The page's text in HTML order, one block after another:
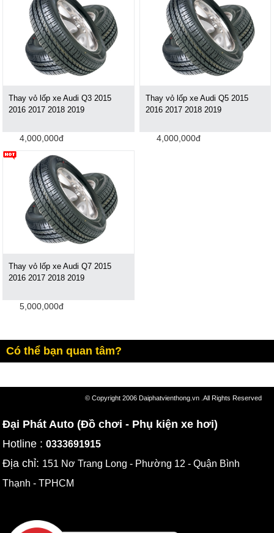
Thay vỏ lốp xe Audi Q3 2015
2016 2017 2018 2019
4,000,000đ
Thay vỏ lốp xe Audi Q5 2015
2016 2017 2018 2019
4,000,000đ
Thay vỏ lốp xe Audi Q7 2015
2016 2017 2018 2019
5,000,000đ
Có thể bạn quan tâm?
© Copyright 2006 Daiphatvienthong.vn .All Rights Reserved
Đại Phát Auto (Đồ chơi - Phụ kiện xe hơi)
Hotline :0333691915
Địa chỉ: 151 Nơ Trang Long - Phường 12 - Quận Bình
Thạnh - TPHCM